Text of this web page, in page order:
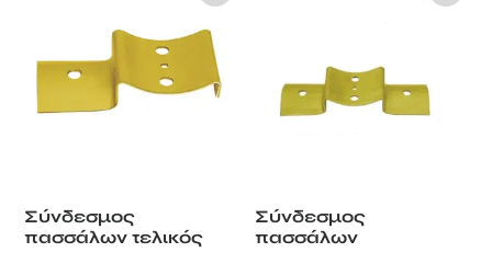
Σύνδεσμος
πασσάλων τελικός
Σύνδεσμος
πασσάλων